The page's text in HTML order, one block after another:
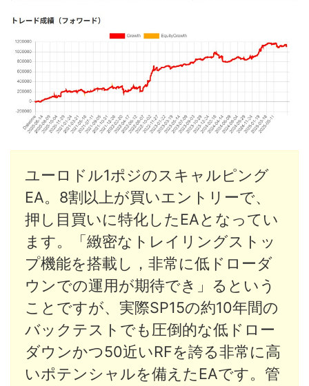
ユーロドル1ポジのスキャルピング
EA。8割以上が買いエントリーで、
押し目買いに特化したEAとなってい
ます。「緻密なトレイリングストッ
プ機能を搭載し，非常に低ドローダ
ウンでの運用が期待でき」るという
ことですが、実際SP15の約10年間の
バックテストでも圧倒的な低ドロー
ダウンかつ50近いRFを誇る非常に高
いポテンシャルを備えたEAです。管